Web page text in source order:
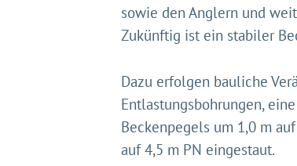
sowie den Anglern und
Zukünftig ist ein stabiler
Dazu erfolgen bauliche
Entlastungsbohrungen,
Beckenpegels um 1,0 m
auf 4,5 m PN eingestaut.